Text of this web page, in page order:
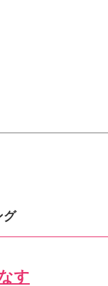
グ
す